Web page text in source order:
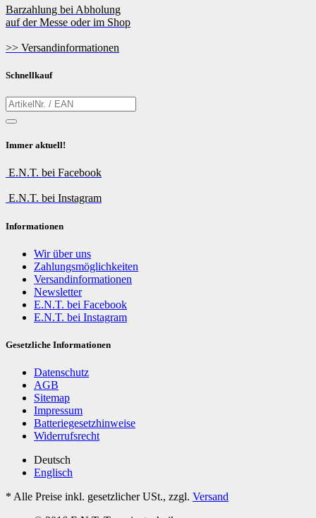
Barzahlung bei Abholung
auf der Messe oder im Shop
>> Versandinformationen
Schnellkauf
Immer aktuell!
E.N.T. bei Facebook
E.N.T. bei Instagram
Informationen
Wir über uns
Zahlungsmöglichkeiten
Versandinformationen
Newsletter
E.N.T. bei Facebook
E.N.T. bei Instagram
Gesetzliche Informationen
Datenschutz
AGB
Sitemap
Impressum
Batteriegesetzhinweise
Widerrufsrecht
Deutsch
Englisch
* Alle Preise inkl. gesetzlicher USt., zzgl. Versand